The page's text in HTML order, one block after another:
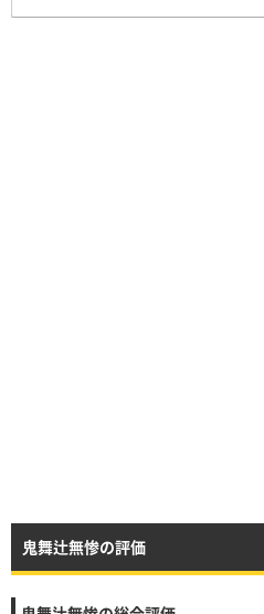
鬼舞辻無惨の評価